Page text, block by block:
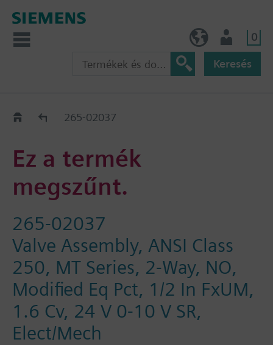
0
Keresés
Régi-Új Kiváltási segédlet
265-02037
Ez a termék
megszűnt.
265-02037
Valve Assembly, ANSI Class
250, MT Series, 2-Way, NO,
Modified Eq Pct, 1/2 In FxUM,
1.6 Cv, 24 V 0-10 V SR,
Elect/Mech